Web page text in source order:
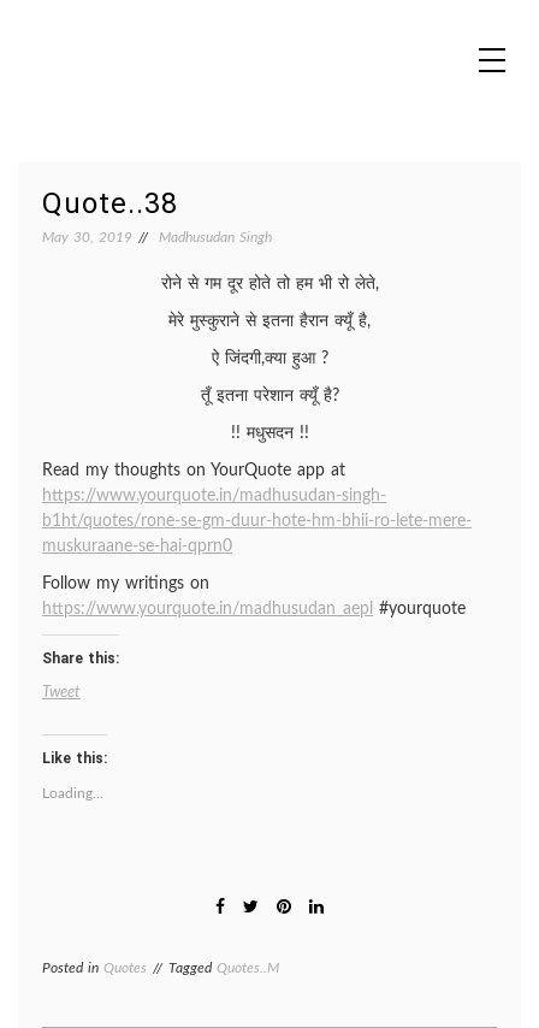
Quote..38
May 30, 2019 Madhusudan Singh
रोने से गम दूर होते तो हम भी रो लेते,
मेरे मुस्कुराने से इतना हैरान क्यूँ है,
ऐ जिंदगी,क्या हुआ ?
तूँ इतना परेशान क्यूँ है?
!! मधुसदन !!
Read my thoughts on YourQuote app at
https://www.yourquote.in/madhusudan-singh-
b1ht/quotes/rone-se-gm-duur-hote-hm-bhii-ro-lete-mere-
muskuraane-se-hai-qprn0
Follow my writings on
https://www.yourquote.in/madhusudan_aepl
#yourquote
Share this:
Tweet
Like this:
Loading...
Posted in Quotes Tagged Quotes..M